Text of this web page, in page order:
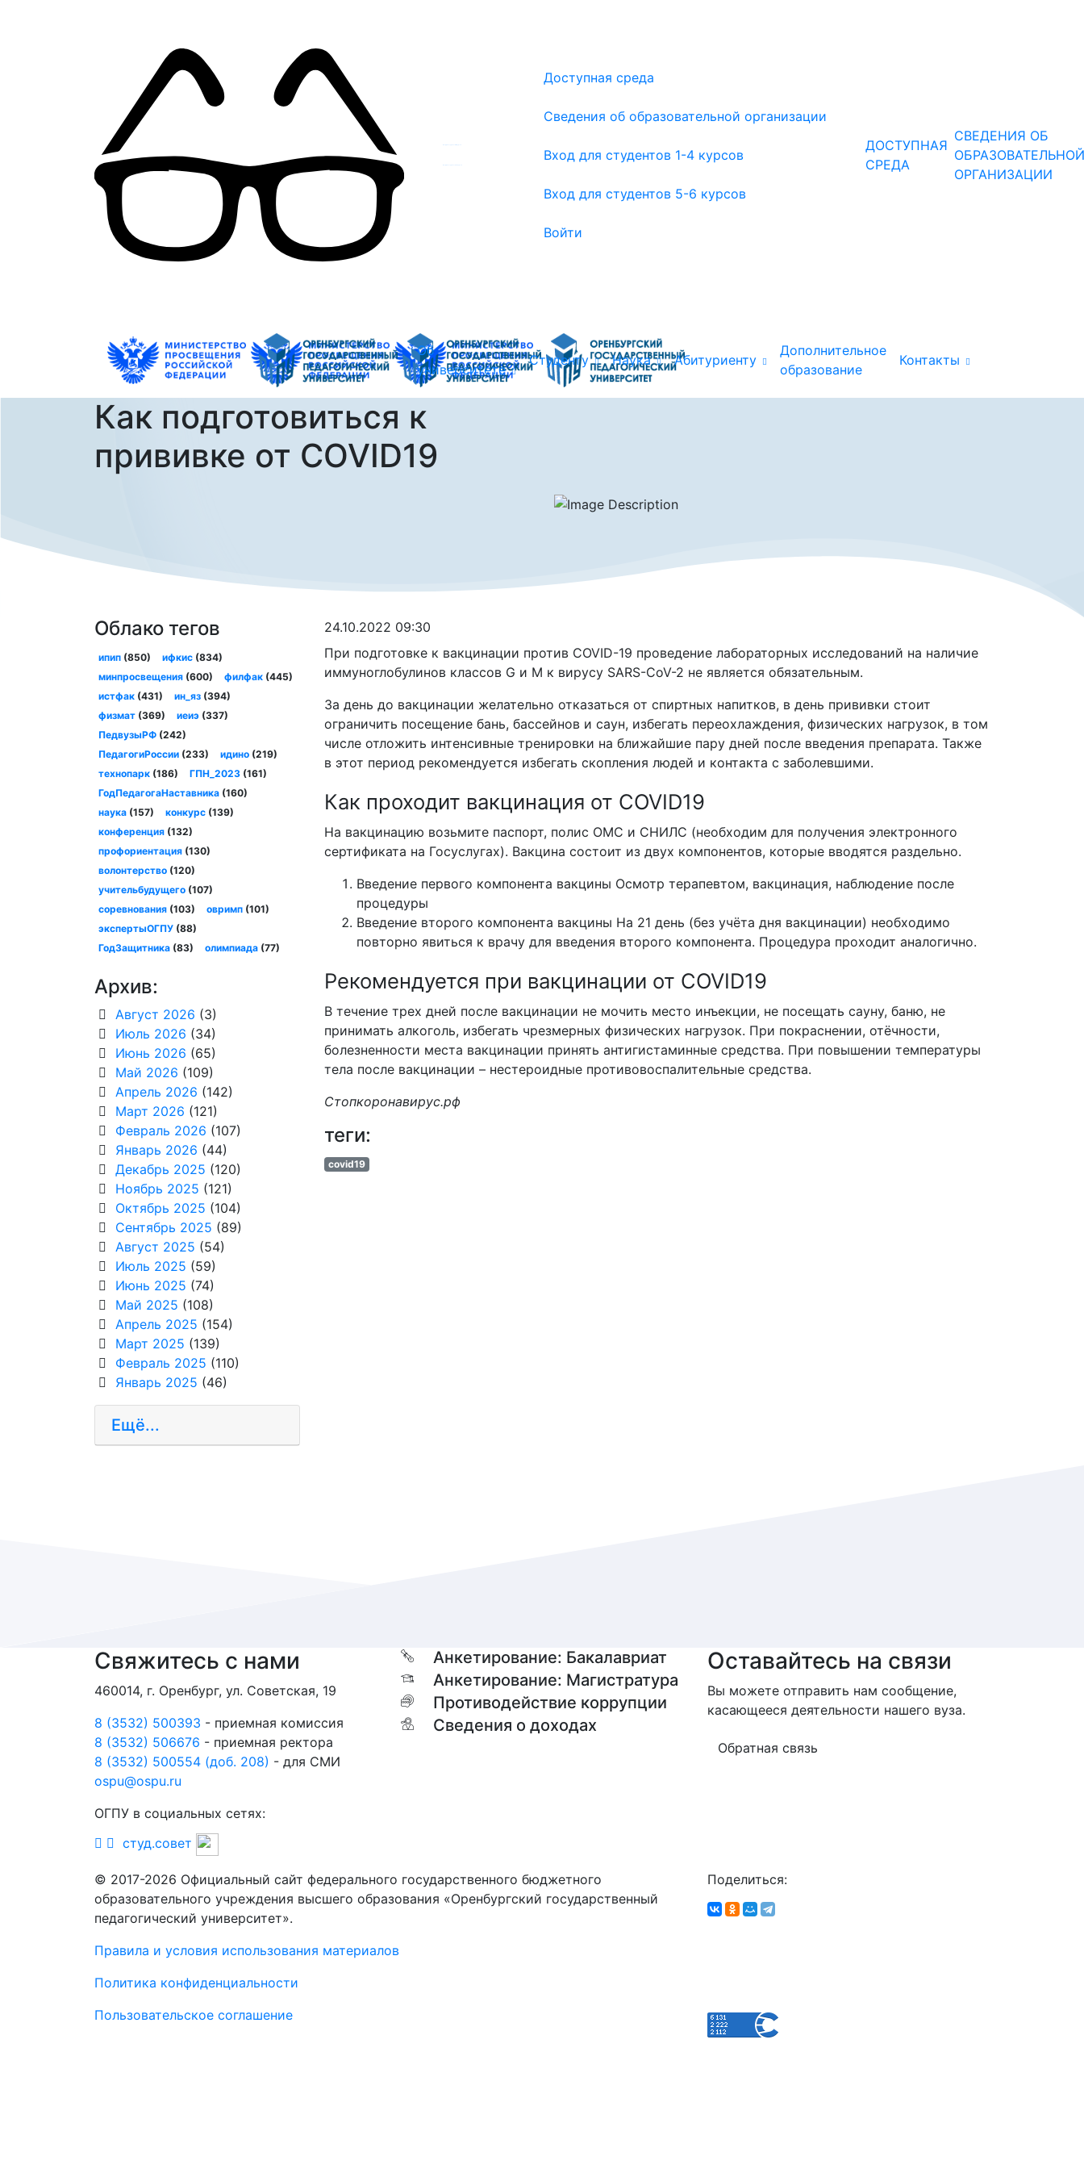
Доступная среда
Сведения об образовательной организации
Вход для студентов 1-4 курсов
Вход для студентов 5-6 курсов
Войти
ДОСТУПНАЯ
СРЕДА
СВЕДЕНИЯ ОБ
ОБРАЗОВАТЕЛЬНОЙ
ОРГАНИЗАЦИИ
Об
университете
Студенту Наука Абитуриенту
Дополнительное
образование
Контакты
Как подготовиться к
прививке от COVID19
24.10.2022 09:30
При подготовке к вакцинации против СOVID-19 проведение лабораторных исследований на наличие
иммуноглобулинов классов G и М к вирусу SARS-СoV-2 не является обязательным.
За день до вакцинации желательно отказаться от спиртных напитков, в день прививки стоит
ограничить посещение бань, бассейнов и саун, избегать переохлаждения, физических нагрузок, в том
числе отложить интенсивные тренировки на ближайшие пару дней после введения препарата. Также
в этот период рекомендуется избегать скопления людей и контакта с заболевшими.
Как проходит вакцинация от COVID19
На вакцинацию возьмите паспорт, полис ОМC и СНИЛС (необходим для получения электронного
сертификата на Госуслугах). Вакцина состоит из двух компонентов, которые вводятся раздельно.
Введение первого компонента вакцины Осмотр терапевтом, вакцинация, наблюдение после
процедуры
Введение второго компонента вакцины На 21 день (без учёта дня вакцинации) необходимо
повторно явиться к врачу для введения второго компонента. Процедура проходит аналогично.
Рекомендуется при вакцинации от COVID19
В течение трех дней после вакцинации не мочить место инъекции, не посещать сауну, баню, не
принимать алкоголь, избегать чрезмерных физических нагрузок. При покраснении, отёчности,
болезненности места вакцинации принять антигистаминные средства. При повышении температуры
тела после вакцинации – нестероидные противовоспалительные средства.
Стопкоронавирус.рф
теги:
covid19
Облако тегов
ипип(850) ифкис (834)
минпросвещения(600) филфак (445)
истфак(431) ин_яз (394)
физмат(369) иеиэ (337)
ПедвузыРФ(242)
ПедагогиРоссии(233) идино (219)
технопарк(186) ГПН_2023 (161)
ГодПедагогаНаставника(160)
наука(157) конкурс (139)
конференция(132)
профориентация(130)
волонтерство(120)
учительбудущего(107)
соревнования(103) овримп (101)
экспертыОГПУ(88)
ГодЗащитника(83) олимпиада (77)
Архив:
Август 2026 (3)
Июль 2026 (34)
Июнь 2026 (65)
Май 2026 (109)
Апрель 2026 (142)
Март 2026 (121)
Февраль 2026 (107)
Январь 2026 (44)
Декабрь 2025 (120)
Ноябрь 2025 (121)
Октябрь 2025 (104)
Сентябрь 2025 (89)
Август 2025 (54)
Июль 2025 (59)
Июнь 2025 (74)
Май 2025 (108)
Апрель 2025 (154)
Март 2025 (139)
Февраль 2025 (110)
Январь 2025 (46)
Ещё...
Свяжитесь с нами
460014, г. Оренбург, ул. Советская, 19
8 (3532) 500393 - приемная комиссия
8 (3532) 506676 - приемная ректора
8 (3532) 500554 (доб. 208) - для СМИ
ospu@ospu.ru
ОГПУ в социальных сетях:
студ.совет
Анкетирование: Бакалавриат
Анкетирование: Магистратура
Противодействие коррупции
Сведения о доходах
Оставайтесь на связи
Вы можете отправить нам сообщение,
касающееся деятельности нашего вуза.
Обратная связь
© 2017-2026 Официальный сайт федерального государственного бюджетного
образовательного учреждения высшего образования «Оренбургский государственный
педагогический университет».
Правила и условия использования материалов
Политика конфиденциальности
Пользовательское соглашение
Поделиться: